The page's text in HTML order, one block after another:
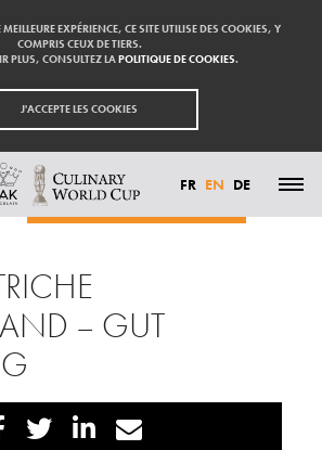
EXPÉRIENCE, CE SITE UTILISE DES COOKIES, Y
COMPRIS CEUX DE TIERS.
PLUS, CONSULTEZ LAPOLITIQUE DE COOKIES.
J'ACCEPTE LES COOKIES
FR EN DE
VIN D’AUTRICHE BURGENLAND – GUT
– GUT